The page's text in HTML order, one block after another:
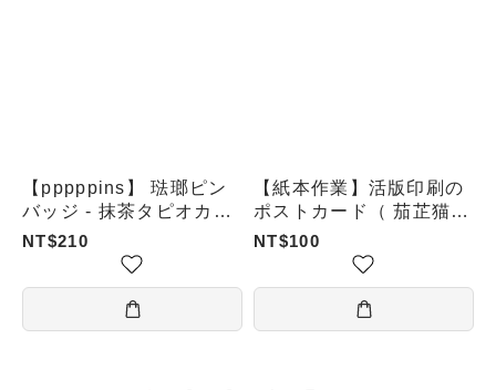
【pppppins】 琺瑯ピン
バッジ - 抹茶タピオカミ
ルクティー
NT$210
【紙本作業】活版印刷の
ポストカード（ 茄芷猫／
寿桃猫／バイク猫／ビー
NT$100